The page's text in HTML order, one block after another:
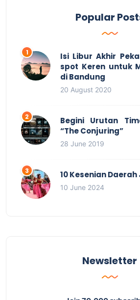
Popular
Isi Libur Akhir
spot Keren untuk
di Bandung
20 August 2020
Begini Urutan
“The Conjuring”
28 June 2019
10 Kesenian
10 June 2024
Newsletter